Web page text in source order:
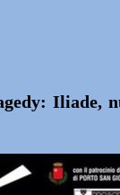
Iliade,